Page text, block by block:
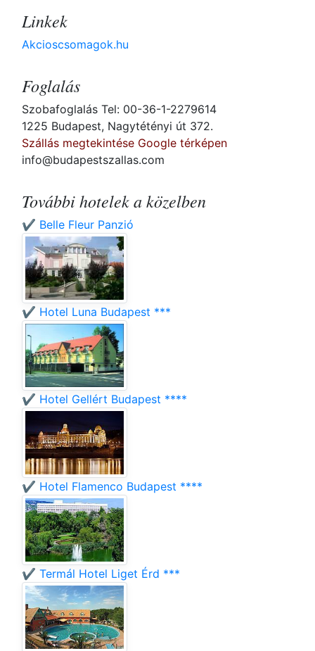
Linkek
Akcioscsomagok.hu
Foglalás
Szobafoglalás Tel: 00-36-1-2279614
1225 Budapest, Nagytétényi út 372.
Szállás megtekintése Google térképen
info@budapestszallas.com
További hotelek a közelben
✔️ Belle Fleur Panzió
✔️ Hotel Luna Budapest ***
✔️ Hotel Gellért Budapest ****
✔️ Hotel Flamenco Budapest ****
✔️ Termál Hotel Liget Érd ***